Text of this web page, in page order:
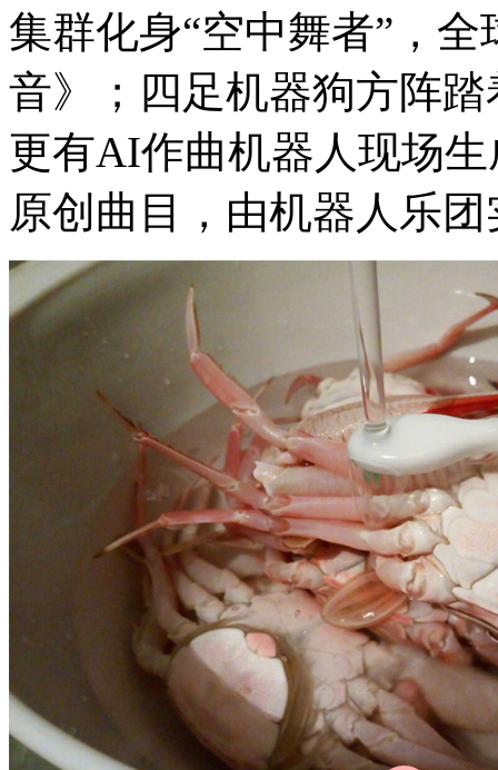
集群化身“空中舞者”，
音》；四足机器狗方阵
更有AI作曲机器人现场
原创曲目，由机器人乐